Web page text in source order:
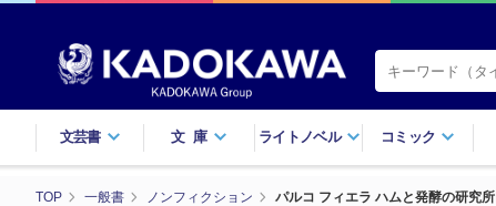
文芸書 文庫 ライトノベル コミック
TOP 一般書 ノンフィクション パルコ フィエラ ハムと発酵の研究所